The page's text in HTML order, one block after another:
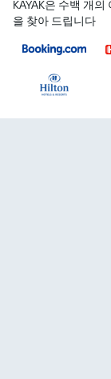
KAYAK은 수백 개
을 찾아 드립니다